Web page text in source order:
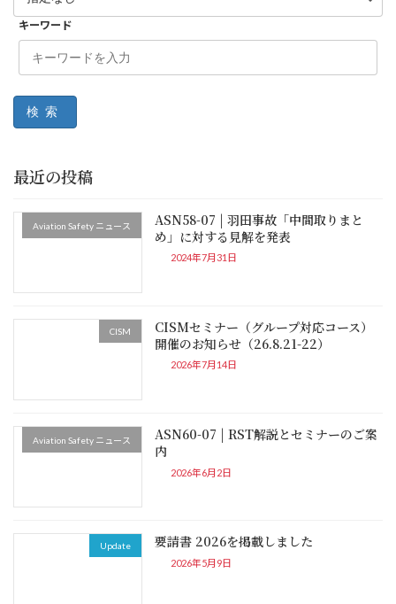
キーワード
検索
最近の投稿
Aviation Safety ニュース
ASN58-07 | 羽田事故「中間取りまと
め」に対する見解を発表
2024年7月31日
CISM
CISMセミナー（グループ対応コース）
開催のお知らせ（26.8.21-22）
2026年7月14日
Aviation Safety ニュース
ASN60-07 | RST解説とセミナーのご案
内
2026年6月2日
Update 要請書 2026を掲載しました
2026年5月9日